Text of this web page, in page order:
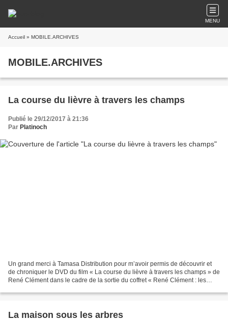
MENU
Accueil » MOBILE.ARCHIVES
MOBILE.ARCHIVES
La course du lièvre à travers les champs
Publié le 29/12/2017 à 21:36
Par Platinoch
Un grand merci à Tamasa Distribution pour m’avoir permis de découvrir et
de chroniquer le DVD du film « La course du lièvre à travers les champs » de
René Clément dans le cadre de la sortie du coffret « René Clément : les
La maison sous les arbres